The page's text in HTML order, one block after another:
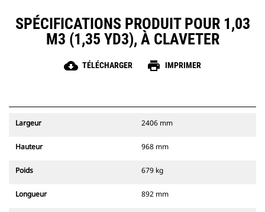
SPÉCIFICATIONS PRODUIT POUR 1,03
M3 (1,35 YD3), À CLAVETER
cloud_download TÉLÉCHARGER print IMPRIMER
Largeur 2406 mm
Hauteur 968 mm
Poids 679 kg
Longueur 892 mm